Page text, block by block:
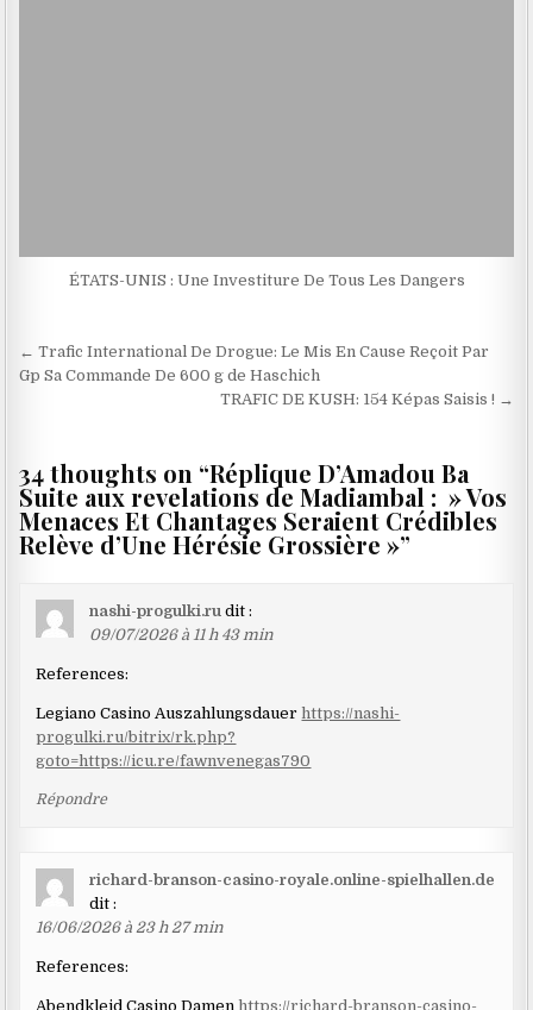
ÉTATS-UNIS : Une Investiture De Tous Les Dangers
Navigation
de
← Trafic International De Drogue: Le Mis En Cause Reçoit Par
Gp Sa Commande De 600 g de Haschich
TRAFIC DE KUSH: 154 Képas Saisis ! →
34 thoughts on “Réplique D’Amadou Ba
Suite aux revelations de Madiambal : » Vos
Menaces Et Chantages Seraient Crédibles
Relève d’Une Hérésie Grossière »”
nashi-progulki.ru dit :
09/07/2026 à 11 h 43 min
References:
Legiano Casino Auszahlungsdauer https://nashi-
progulki.ru/bitrix/rk.php?
goto=https://icu.re/fawnvenegas790
Répondre
richard-branson-casino-royale.online-spielhallen.de
dit :
16/06/2026 à 23 h 27 min
References:
Abendkleid Casino Damenhttps://richard-branson-casino-